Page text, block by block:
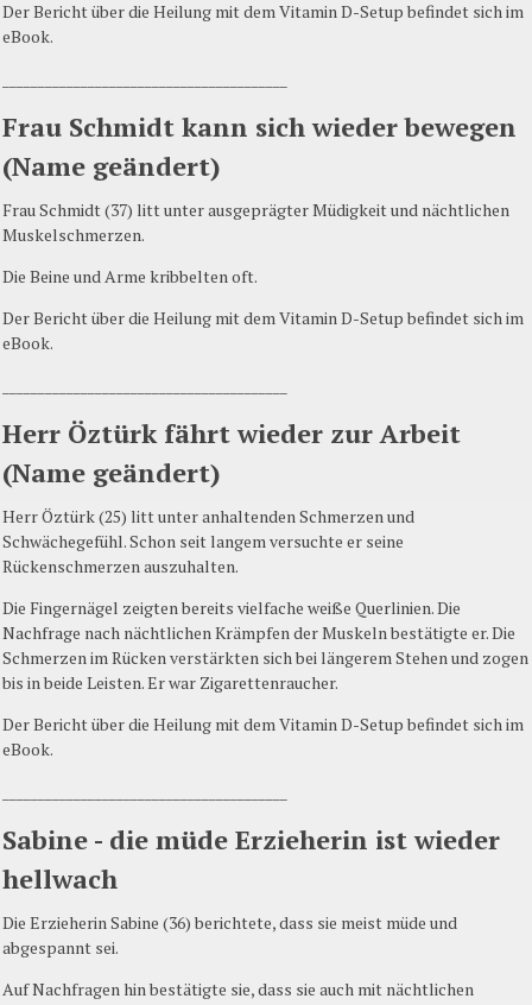
Der Bericht über die Heilung mit dem Vitamin D-Setup befindet sich im
eBook.
Frau Schmidt kann sich wieder bewegen
(Name geändert)
Frau Schmidt (37) litt unter ausgeprägter Müdigkeit und nächtlichen
Muskelschmerzen.
Die Beine und Arme kribbelten oft.
Der Bericht über die Heilung mit dem Vitamin D-Setup befindet sich im
eBook.
Herr Öztürk fährt wieder zur Arbeit
(Name geändert)
Herr Öztürk (25) litt unter anhaltenden Schmerzen und
Schwächegefühl. Schon seit langem versuchte er seine
Rückenschmerzen auszuhalten.
Die Fingernägel zeigten bereits vielfache weiße Querlinien. Die
Nachfrage nach nächtlichen Krämpfen der Muskeln bestätigte er. Die
Schmerzen im Rücken verstärkten sich bei längerem Stehen und zogen
bis in beide Leisten. Er war Zigarettenraucher.
Der Bericht über die Heilung mit dem Vitamin D-Setup befindet sich im
eBook.
Sabine - die müde Erzieherin ist wieder
hellwach
Die Erzieherin Sabine (36) berichtete, dass sie meist müde und
abgespannt sei.
Auf Nachfragen hin bestätigte sie, dass sie auch mit nächtlichen